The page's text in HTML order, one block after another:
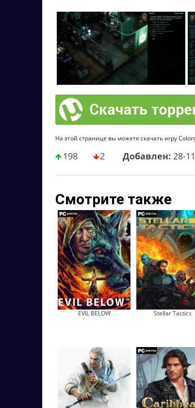
На этой странице вы можете скачать игру
198 2 Добавлен: 28-
Смотрите также
EVIL BELOW Stellar Tactics